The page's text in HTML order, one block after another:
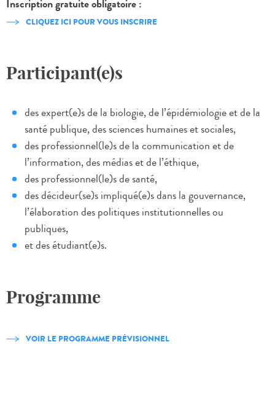
Inscription gratuite obligatoire :
CLIQUEZ ICI POUR VOUS INSCRIRE
Participant(e)s
des expert(e)s de la biologie, de l’épidémiologie et de la
santé publique, des sciences humaines et sociales,
des professionnel(le)s de la communication et de
l’information, des médias et de l’éthique,
des professionnel(le)s de santé,
des décideur(se)s impliqué(e)s dans la gouvernance,
l’élaboration des politiques institutionnelles ou
publiques,
et des étudiant(e)s.
Programme
VOIR LE PROGRAMME PRÉVISIONNEL